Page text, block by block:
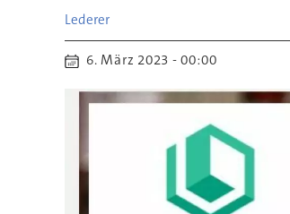
Lederer
6. März 2023 - 00:00